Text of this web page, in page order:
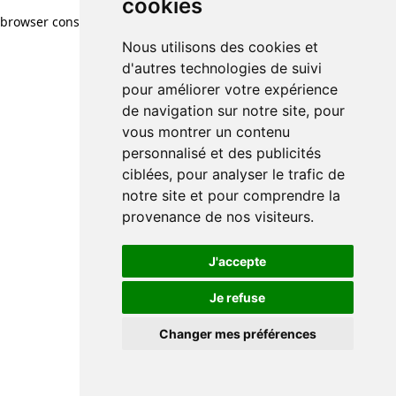
cookies
Nous utilisons des cookies et
d'autres technologies de suivi
pour améliorer votre expérience
de navigation sur notre site, pour
vous montrer un contenu
personnalisé et des publicités
ciblées, pour analyser le trafic de
notre site et pour comprendre la
provenance de nos visiteurs.
J'accepte
Je refuse
Changer mes préférences
browser console for more information)